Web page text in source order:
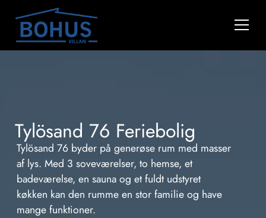
Tylösand 76 Feriebolig
Tylösand 76 byder på generøse rum med masser
af lys. Med 3 soveværelser, to hemse, et
badeværelse, en sauna og et fuldt udstyret
køkken kan den rumme en stor familie og have
mange funktioner.